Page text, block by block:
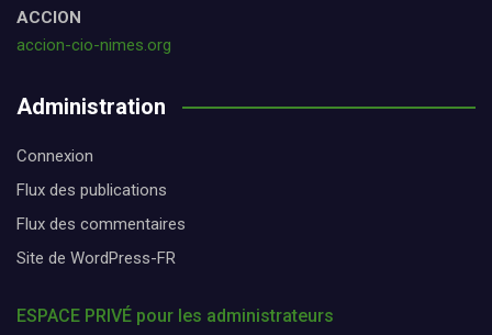
ACCION
accion-cio-nimes.org
Administration
Connexion
Flux des publications
Flux des commentaires
Site de WordPress-FR
ESPACE PRIVÉ pour les administrateurs